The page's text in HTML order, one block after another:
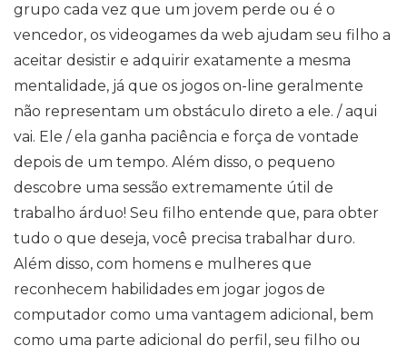
grupo cada vez que um jovem perde ou é o
vencedor, os videogames da web ajudam seu filho a
aceitar desistir e adquirir exatamente a mesma
mentalidade, já que os jogos on-line geralmente
não representam um obstáculo direto a ele. / aqui
vai. Ele / ela ganha paciência e força de vontade
depois de um tempo. Além disso, o pequeno
descobre uma sessão extremamente útil de
trabalho árduo! Seu filho entende que, para obter
tudo o que deseja, você precisa trabalhar duro.
Além disso, com homens e mulheres que
reconhecem habilidades em jogar jogos de
computador como uma vantagem adicional, bem
como uma parte adicional do perfil, seu filho ou